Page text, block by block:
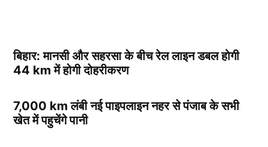
बिहार: मानसी और सहरसा के बीच रेल लाइन डबल होगी
44 km में होगी दोहरीकरण
7,000 km लंबी नई पाइपलाइन नहर से पंजाब के सभी
खेत में पहुचेंगे पानी